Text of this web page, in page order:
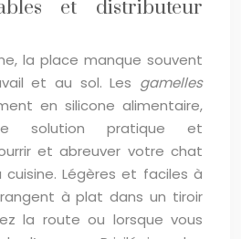
et distributeur
la place manque souvent
et au sol. Les gamelles
en silicone alimentaire,
solution pratique et
et abreuver votre chat
Légères et faciles à
à plat dans un tiroir
la route ou lorsque vous